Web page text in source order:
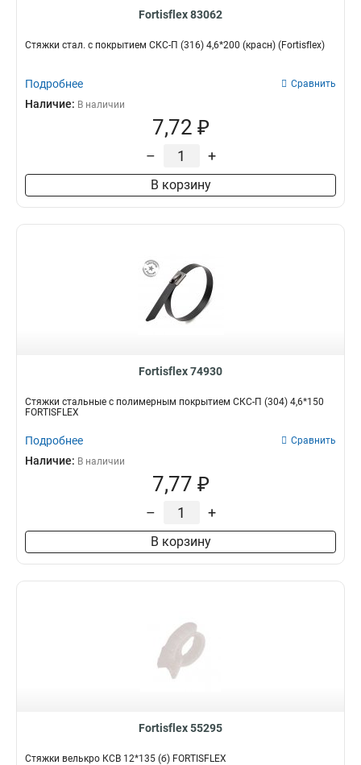
Fortisflex 83062
Стяжки стал. с покрытием СКС-П (316) 4,6*200 (красн) (Fortisflex)
Подробнее Сравнить
Наличие: В наличии
7,72 ₽
– +
В корзину
Fortisflex 74930
Стяжки стальные с полимерным покрытием СКС-П (304) 4,6*150
FORTISFLEX
Подробнее Сравнить
Наличие: В наличии
7,77 ₽
– +
В корзину
Fortisflex 55295
Стяжки велькро КСВ 12*135 (б) FORTISFLEX